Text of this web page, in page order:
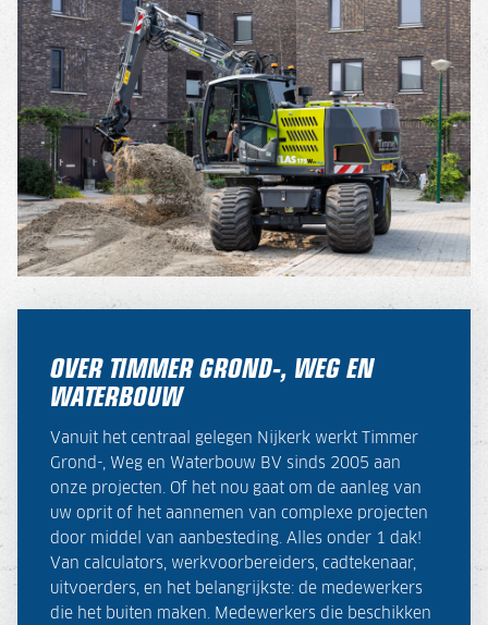
OVER TIMMER GROND-, WEG EN
WATERBOUW
Vanuit het centraal gelegen Nijkerk werkt Timmer
Grond-, Weg en Waterbouw BV sinds 2005 aan
onze projecten. Of het nou gaat om de aanleg van
uw oprit of het aannemen van complexe projecten
door middel van aanbesteding. Alles onder 1 dak!
Van calculators, werkvoorbereiders, cadtekenaar,
uitvoerders, en het belangrijkste: de medewerkers
die het buiten maken. Medewerkers die beschikken